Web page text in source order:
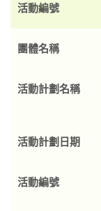
活動編號
團體名稱
活動計劃名稱
活動計劃日期
活動編號